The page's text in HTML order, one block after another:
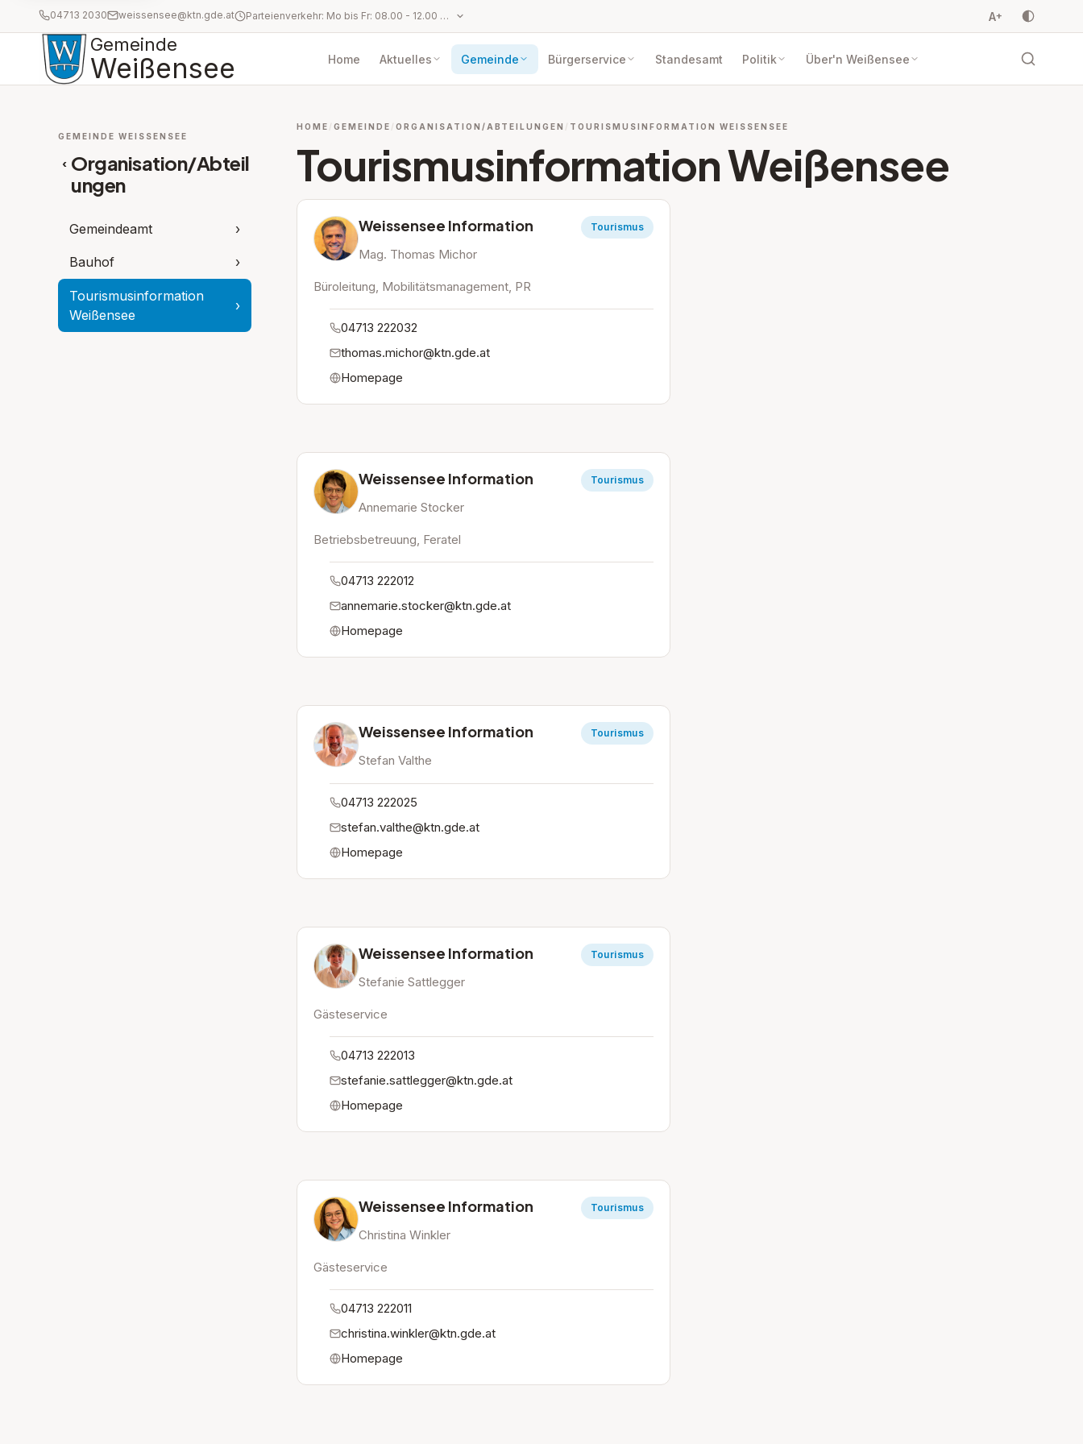
04713 2030 weissensee@ktn.gde.at Parteienverkehr: Mo bis Fr: 08.00 - 12.00 Uhr und Mo und Do: 14.00 - 17.00 Uhr A+
Gemeinde
Weißensee Home Aktuelles Gemeinde Bürgerservice Standesamt Politik Über'n Weißensee
GEMEINDE WEISSENSEE
‹ Organisation/Abteil
ungen
Gemeindeamt ›
Bauhof ›
Tourismusinformation
Weißensee
›
HOME GEMEINDE ORGANISATION/ABTEILUNGEN TOURISMUSINFORMATION WEISSENSEE
Tourismusinformation Weißensee
Weissensee Information
Mag. Thomas Michor
Tourismus
Büroleitung, Mobilitätsmanagement, PR
04713 222032
thomas.michor@ktn.gde.at
Homepage
Weissensee Information
Annemarie Stocker
Tourismus
Betriebsbetreuung, Feratel
04713 222012
annemarie.stocker@ktn.gde.at
Homepage
Weissensee Information
Stefan Valthe
Tourismus
04713 222025
stefan.valthe@ktn.gde.at
Homepage
Weissensee Information
Stefanie Sattlegger
Tourismus
Gästeservice
04713 222013
stefanie.sattlegger@ktn.gde.at
Homepage
Weissensee Information
Christina Winkler
Tourismus
Gästeservice
04713 222011
christina.winkler@ktn.gde.at
Homepage